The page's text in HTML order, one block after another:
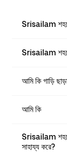
Srisailam
Srisailam শহরে
আমি কি গাড়ি
আমি কি
Srisailam শহরে
সাহায্য করে?